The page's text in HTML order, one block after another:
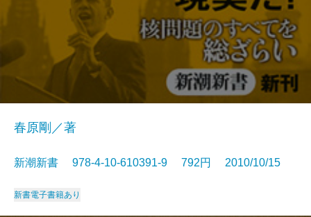
春原剛／著
新潮新書 978-4-10-610391-9 792円 2010/10/15
新書電子書籍あり